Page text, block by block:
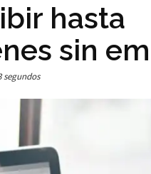
hasta
sin
segundos